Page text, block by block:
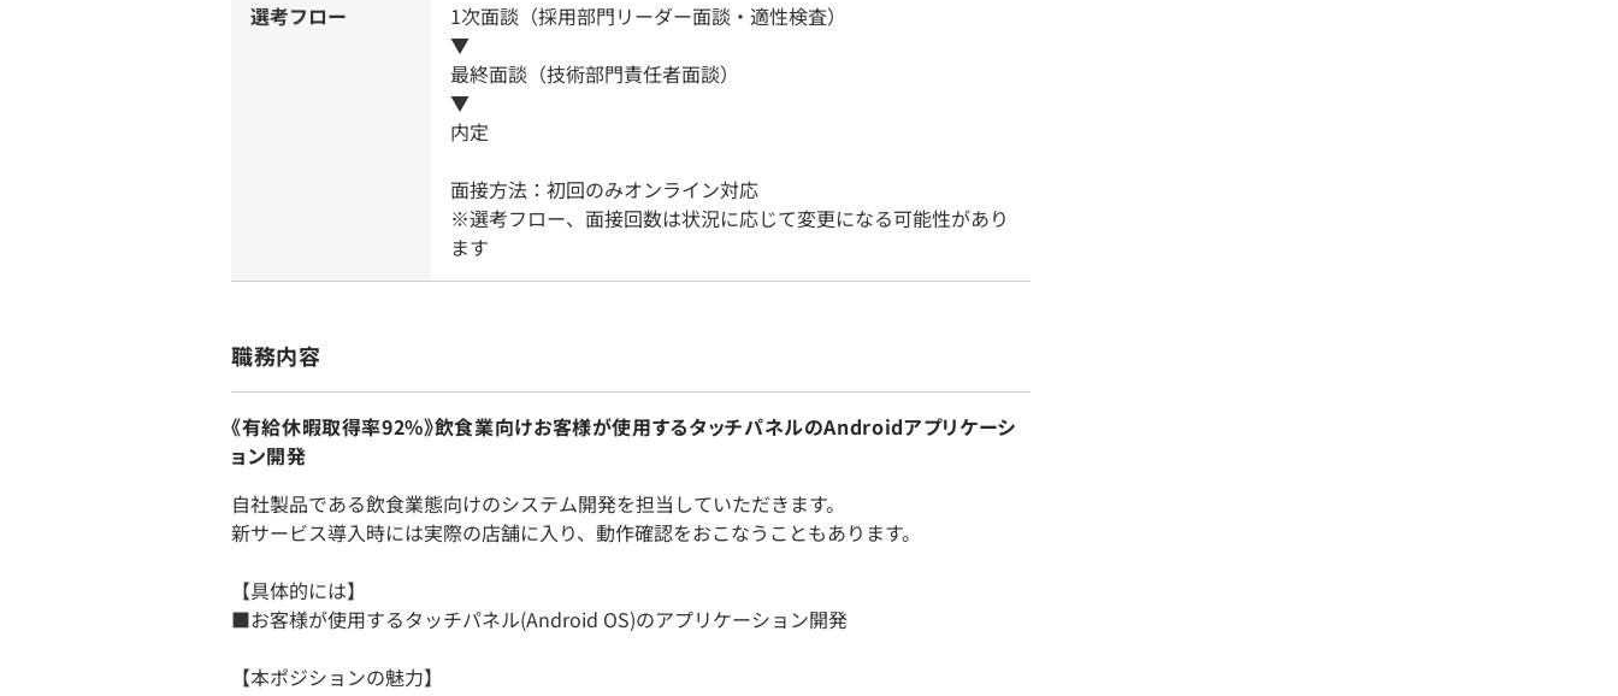
選考フロー
1次面談（採用部門リーダー面談・適性検査）
▼
最終面談（技術部門責任者面談）
▼
内定
面接方法：初回のみオンライン対応
※選考フロー、面接回数は状況に応じて変更になる可能性があり
ます
職務内容
《有給休暇取得率92%》飲食業向けお客様が使用するタッチパネルのAndroidアプリケーシ
ョン開発
自社製品である飲食業態向けのシステム開発を担当していただきます。
新サービス導入時には実際の店舗に入り、動作確認をおこなうこともあります。
【具体的には】
■お客様が使用するタッチパネル(Android OS)のアプリケーション開発
【本ポジションの魅力】